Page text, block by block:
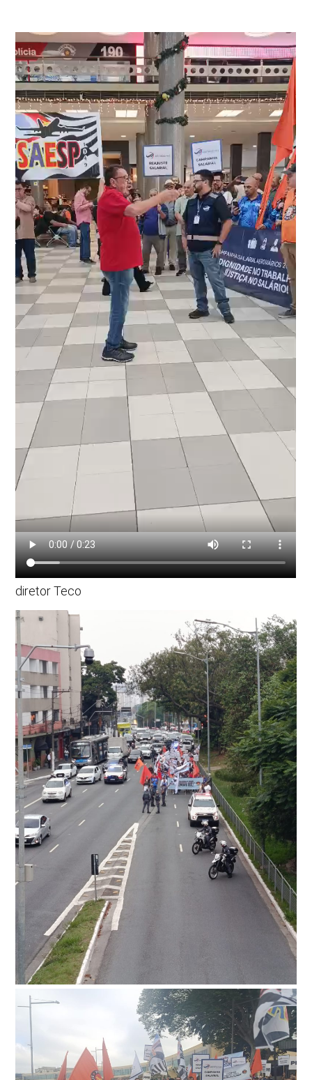
diretor Teco